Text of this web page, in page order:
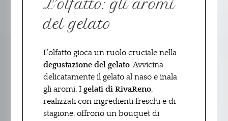
L’olfatto: gli aromi
del gelato
L’olfatto gioca un ruolo cruciale nella
degustazione del gelato. Avvicina
delicatamente il gelato al naso e inala
gli aromi. I gelati di RivaReno,
realizzati con ingredienti freschi e di
stagione, offrono un bouquet di